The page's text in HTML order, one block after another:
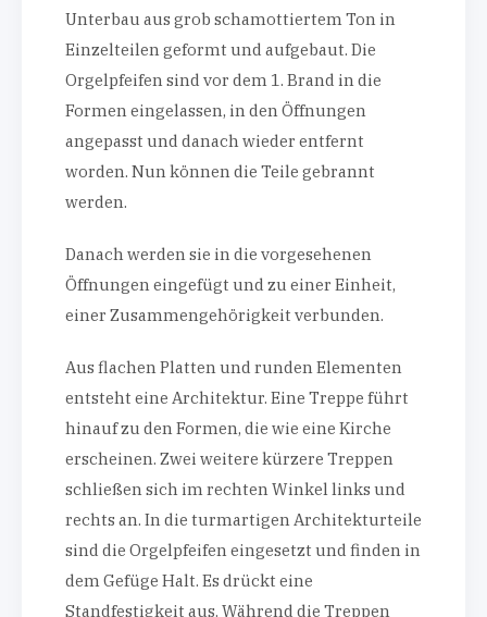
Unterbau aus grob schamottiertem Ton in
Einzelteilen geformt und aufgebaut. Die
Orgelpfeifen sind vor dem 1. Brand in die
Formen eingelassen, in den Öffnungen
angepasst und danach wieder entfernt
worden. Nun können die Teile gebrannt
werden.
Danach werden sie in die vorgesehenen
Öffnungen eingefügt und zu einer Einheit,
einer Zusammengehörigkeit verbunden.
Aus flachen Platten und runden Elementen
entsteht eine Architektur. Eine Treppe führt
hinauf zu den Formen, die wie eine Kirche
erscheinen. Zwei weitere kürzere Treppen
schließen sich im rechten Winkel links und
rechts an. In die turmartigen Architekturteile
sind die Orgelpfeifen eingesetzt und finden in
dem Gefüge Halt. Es drückt eine
Standfestigkeit aus. Während die Treppen